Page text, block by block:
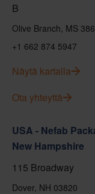
B
Olive Branch, MS
+1 662 874 5947
Näytä kartalla
Ota yhteyttä
USA - Nefab
New Hampshire
115 Broadway
Dover, NH 03820